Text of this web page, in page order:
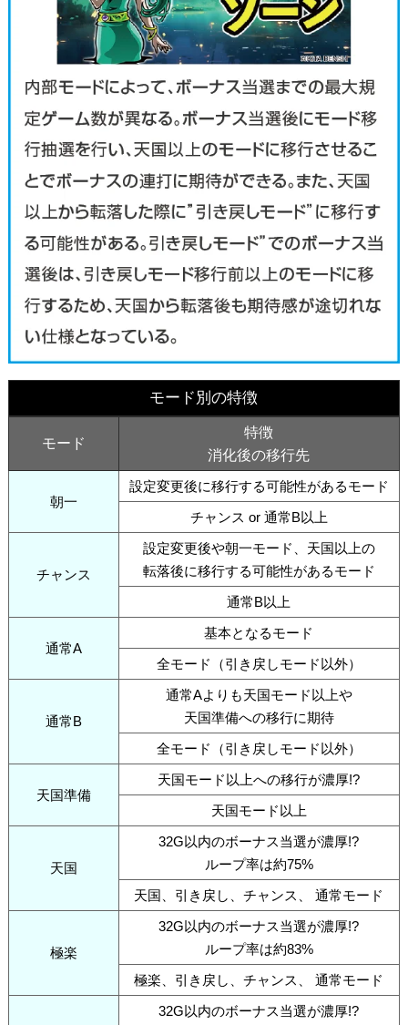
モード別の特徴
モード
特徴
消化後の移行先
朝一
設定変更後に移行する可能性があるモード
チャンス or 通常B以上
チャンス
設定変更後や朝一モード、天国以上の
転落後に移行する可能性があるモード
通常B以上
通常A
基本となるモード
全モード（引き戻しモード以外）
通常B
通常Aよりも天国モード以上や
天国準備への移行に期待
全モード（引き戻しモード以外）
天国準備
天国モード以上への移行が濃厚!?
天国モード以上
天国
32G以内のボーナス当選が濃厚!?
ループ率は約75%
天国、引き戻し、チャンス、 通常モード
極楽
32G以内のボーナス当選が濃厚!?
ループ率は約83%
極楽、引き戻し、チャンス、 通常モード
32G以内のボーナス当選が濃厚!?